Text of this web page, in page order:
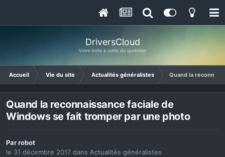
DriversCloud
Votre boite à outils du quotidien
Accueil Vie du site Actualités généralistes Quand la
Quand la reconnaissance faciale de
Windows se fait tromper par une photo
Parrobot
le 31 décembre 2017 dans Actualités généralistes